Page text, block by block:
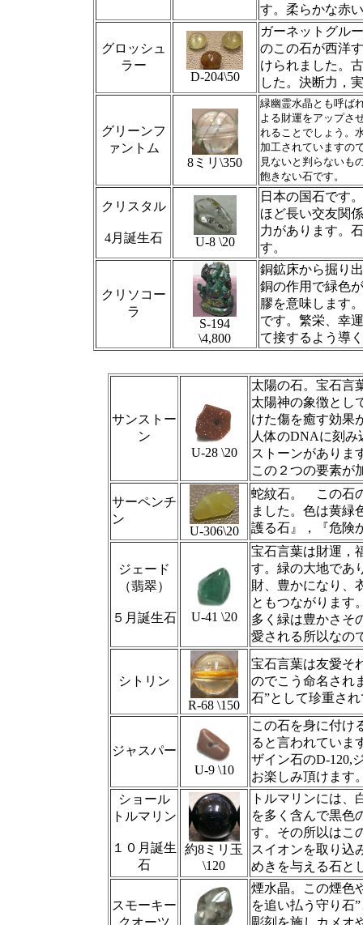
す。柔らかな赤
グロッシュ
ラー
D-204\50
ガーネットグル
のこの石が西洋
けられました。
した。決断力，
グリーンフ
ァントム
8ミリ\350
緑幽霊水晶とも呼ば
よる財運をアップさ
れることでしょう。
加工されていますの
見ないと判らないも
飽きない石です。
クリスタル
4月誕生石 U-8 \20
日本の国石です
ほど長い交友関
力があります。
す。
クリソコー
ラ
S-194
\4,800
銅鉱床から掘り
銅の作用で緑色
膠を意味します
です。繁栄、幸
て接するよう導
サンストー
ン
U-28 \20
太陽の石。宝石言
太陽神の象徴とし
けた傷を癒す効果
人体のDNAに刻
ストーンがありま
この２つの要素が
サーペンチ
ン
U-306\20
蛇紋石。 この石
ました。色は黄緑
護る石』，『危険
ジェード
（翡翠）
５月誕生石 U-41 \20
宝石言葉は財運，
す。緑の大地であ
財、豊かになり、
ともつながります
多く緑は豊かさそ
愛される所以なの
シトリン
R-68 \150
宝石言葉は友愛そ
のでこう命名され
石”として珍重さ
ジャスパー
U-9 \10
この石を身に付け
ると言われていま
ザイン石のD-120,
お楽しみ頂けます
ショール
トルマリン
１０月誕生
石
約8ミリ玉
\120
トルマリンには
を多く含んで黒色
す。その所以はこ
スイオンを取り込
めきを与える石と
スモーキー
クオーツ
煙水晶。この煙色
を追い払う守り石
彫刻を施しカメオ